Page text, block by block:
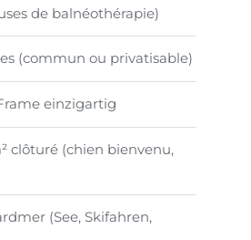
de balnéothérapie)
(commun ou privatisable)
einzigartig
clôturé (chien bienvenu,
(See, Skifahren,